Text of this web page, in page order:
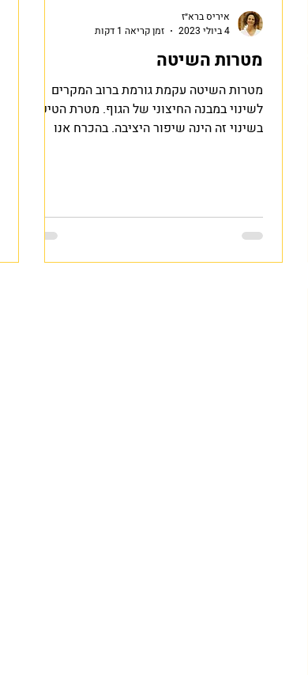
מטרות השיטה
מטרות השיטה עקמת גורמת ברוב המקרים
לשינוי במבנה החיצוני של הגוף. מטרת הטיפול
בשינוי זה הינה שיפור היציבה. בהכרח אנו
איריס ברא״ז
4 ביולי 2023
זמן קריאה 1 דקות